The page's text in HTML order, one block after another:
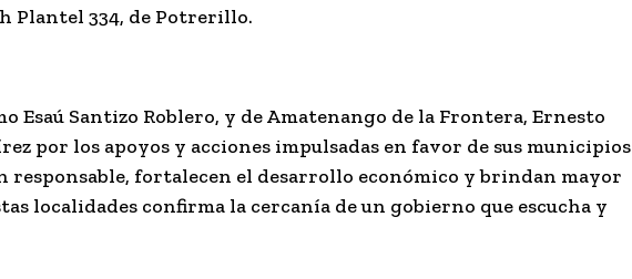
Plantel 334, de Potrerillo.
Esaú Santizo Roblero, y de Amatenango de la Frontera, Ernesto
por los apoyos y acciones impulsadas en favor de sus municipios
responsable, fortalecen el desarrollo económico y brindan mayor
localidades confirma la cercanía de un gobierno que escucha y